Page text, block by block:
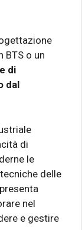
BTS o un
di
dal
di
le
delle
nel
e gestire